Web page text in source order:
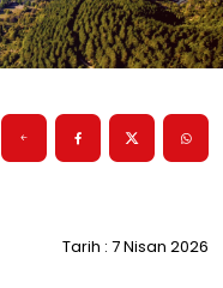
Tarih : 7 Nisan 2026